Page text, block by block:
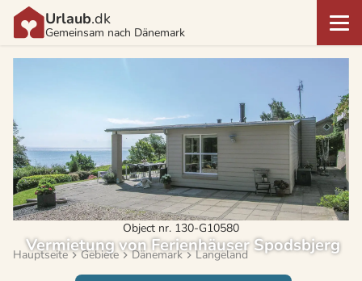
Urlaub.dk
Gemeinsam nach Dänemark
Object nr. 130-G10580
Vermietung von Ferienhäuser Spodsbjerg
Hauptseite Gebiete Dänemark Langeland